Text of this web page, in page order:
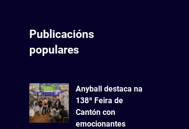
Publicacións
populares
Anyball destaca na
138ª Feira de
Cantón con
emocionantes